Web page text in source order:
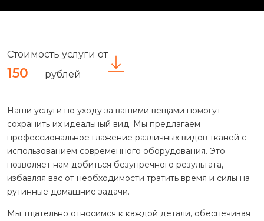
Стоимость услуги от
150 рублей
Наши услуги по уходу за вашими вещами помогут
сохранить их идеальный вид. Мы предлагаем
профессиональное глажение различных видов тканей с
использованием современного оборудования. Это
позволяет нам добиться безупречного результата,
избавляя вас от необходимости тратить время и силы на
рутинные домашние задачи.
Мы тщательно относимся к каждой детали, обеспечивая